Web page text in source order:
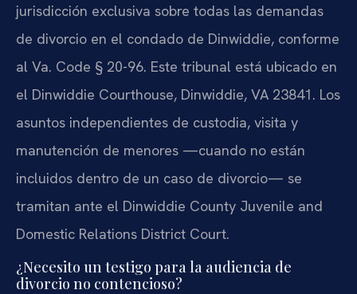
jurisdicción exclusiva sobre todas las demandas
de divorcio en el condado de Dinwiddie, conforme
al Va. Code § 20-96. Este tribunal está ubicado en
el Dinwiddie Courthouse, Dinwiddie, VA 23841. Los
asuntos independientes de custodia, visita y
manutención de menores —cuando no están
incluidos dentro de un caso de divorcio— se
tramitan ante el Dinwiddie County Juvenile and
Domestic Relations District Court.
¿Necesito un testigo para la audiencia de
divorcio no contencioso?